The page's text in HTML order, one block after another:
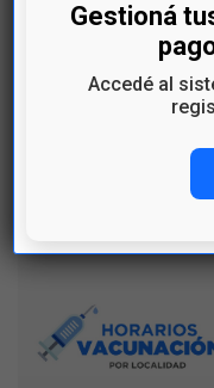
Te esperamos!
Por más información:
0800 0522
#CAMEC
Gestioná
Accedé al